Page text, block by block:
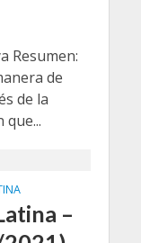
Resumen:
de
de la
que...
–